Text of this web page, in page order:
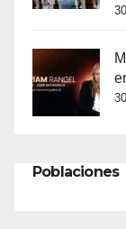
Poblaciones